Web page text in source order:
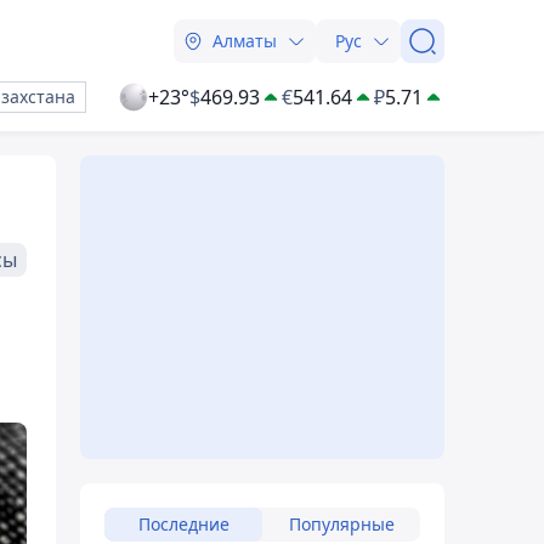
Алматы Рус
+23°$469.93 €541.64 ₽5.71
Последние Популярные